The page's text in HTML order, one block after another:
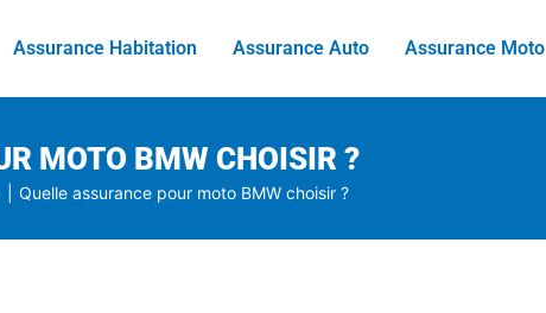
Assurance Habitation Assurance Auto Assurance Moto
MOTO BMW CHOISIR ?
Quelle assurance pour moto BMW choisir ?